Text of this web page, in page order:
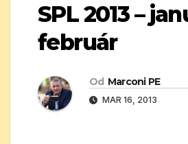
SPL 2013 –
február
Od Marconi PE
MAR 16, 2013